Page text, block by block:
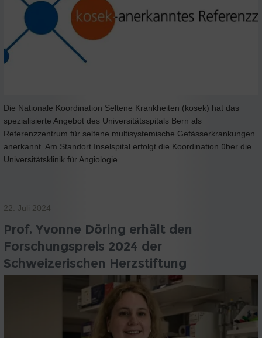
Die Nationale Koordination Seltene Krankheiten (kosek) hat das
spezialisierte Angebot des Universitätsspitals Bern als
Referenzzentrum für seltene multisystemische Gefässerkrankungen
anerkannt. Am Standort Inselspital erfolgt die Koordination über die
Universitätsklinik für Angiologie.
22. Juli 2024
Prof. Yvonne Döring erhält den
Forschungspreis 2024 der
Schweizerischen Herzstiftung